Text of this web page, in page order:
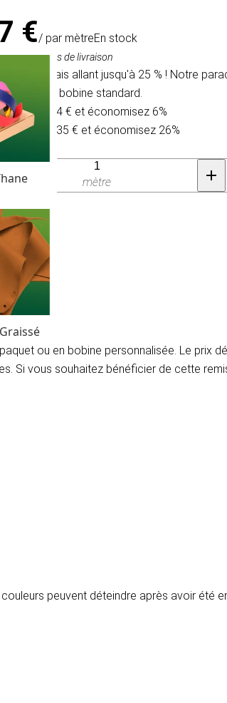
€/ par mètreEn stock
hors frais de livraison
un rabais allant jusqu'à 25 % ! Notre
ou en bobine standard.
pour 0,44 € et économisez 6%
pour 0,35 € et économisez 26%
mètre
ou en bobine personnalisée. Le prix
Si vous souhaitez bénéficier de cette
peuvent déteindre après avoir été